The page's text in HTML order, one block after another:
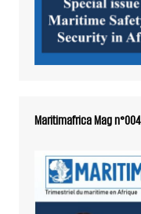
Maritimafrica Mag n°004